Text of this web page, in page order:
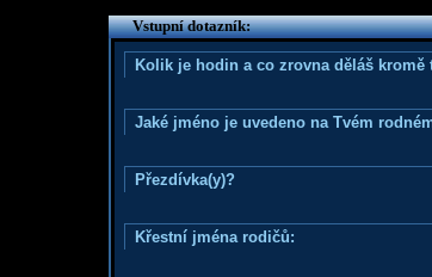
Vstupní dotazník:
Kolik je hodin a co zrovna děláš
Jaké jméno je uvedeno na Tvém
Přezdívka(y)?
Křestní jména rodičů: